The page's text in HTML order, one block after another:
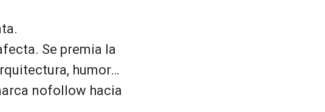
Se premia la
humor…
nofollow hacia